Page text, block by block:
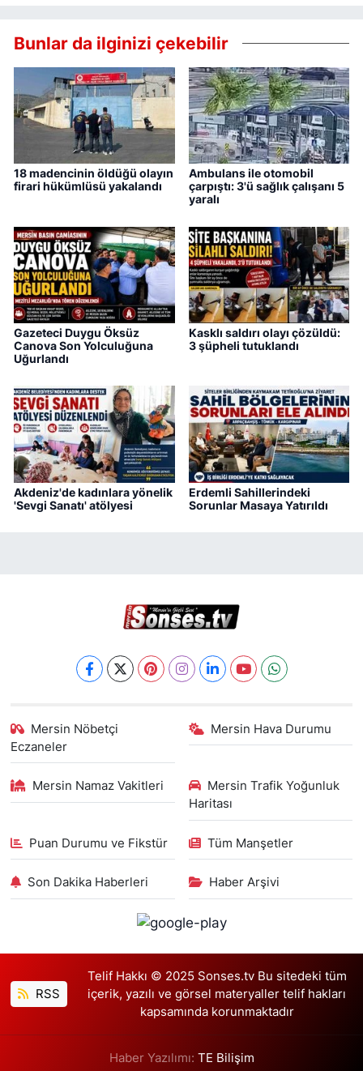
Bunlar da ilginizi çekebilir
18 madencinin öldüğü olayın
firari hükümlüsü yakalandı
Ambulans ile otomobil
çarpıştı: 3'ü sağlık çalışanı 5
yaralı
Gazeteci Duygu Öksüz
Canova Son Yolculuğuna
Uğurlandı
Kasklı saldırı olayı çözüldü:
3 şüpheli tutuklandı
Akdeniz'de kadınlara yönelik
'Sevgi Sanatı' atölyesi
Erdemli Sahillerindeki
Sorunlar Masaya Yatırıldı
Mersin Nöbetçi
Eczaneler
Mersin Hava Durumu
Mersin Namaz Vakitleri
Mersin Trafik Yoğunluk
Haritası
Puan Durumu ve Fikstür Tüm Manşetler
Son Dakika Haberleri Haber Arşivi
RSS
Telif Hakkı © 2025 Sonses.tv Bu sitedeki tüm
içerik, yazılı ve görsel materyaller telif hakları
kapsamında korunmaktadır
Haber Yazılımı: TE Bilişim